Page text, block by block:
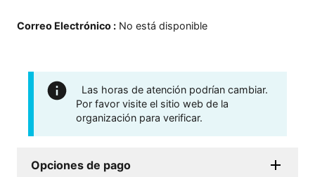
Correo Electrónico : No está disponible
Las horas de atención podrían cambiar.
Por favor visite el sitio web de la
organización para verificar.
Opciones de pago